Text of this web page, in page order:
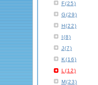
F(25)
G(29)
H(22)
I(8)
J(7)
K(16)
L(12)
M(23)